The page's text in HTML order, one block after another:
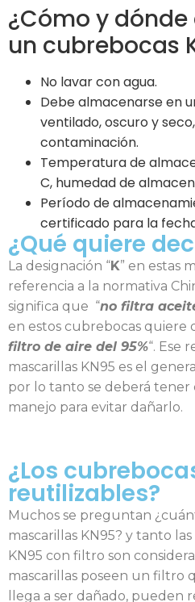
¿Cómo y
un cubrebocas
No lavar con agua.
Debe almacenarse en
ventilado, oscuro y
contaminación.
Temperatura de
C, humedad de
Período de
certificado para la
¿Qué quiere
La designación “K” en estas
referencia a la normativa
significa que “no filtra
en estos cubrebocas quiere
filtro de aire del 95%“. Ese
mascarillas KN95 es el
por lo tanto se deberá tener
manejo para evitar dañarlo.
¿Los
reutilizables?
Muchos se preguntan
mascarillas KN95? y tanto
KN95 con filtro son
mascarillas poseen un filtro
llega a ser dañado, pueden